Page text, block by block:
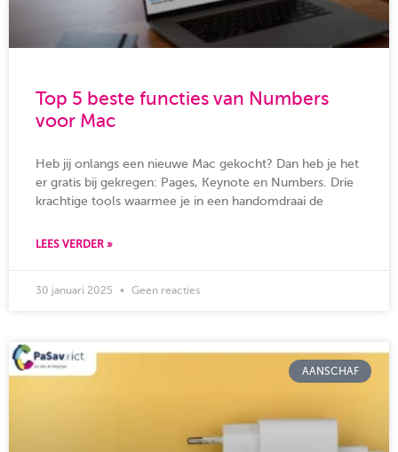
Top 5 beste functies van Numbers
voor Mac
Heb jij onlangs een nieuwe Mac gekocht? Dan heb je het
er gratis bij gekregen: Pages, Keynote en Numbers. Drie
krachtige tools waarmee je in een handomdraai de
LEES VERDER »
30 januari 2025 Geen reacties
AANSCHAF